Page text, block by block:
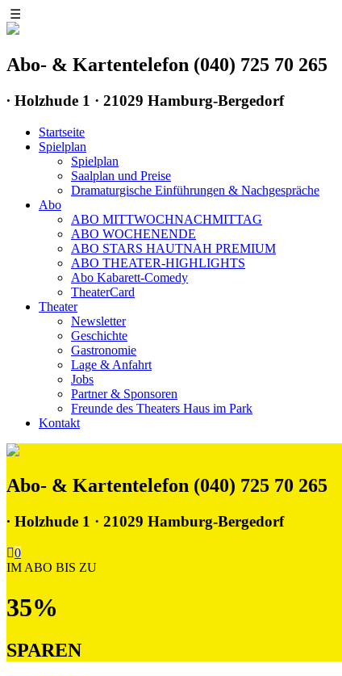
☰
Abo- & Kartentelefon (040) 725 70 265
∙ Holzhude 1 · 21029 Hamburg-Bergedorf
Startseite
Spielplan
Spielplan
Saalplan und Preise
Dramaturgische Einführungen & Nachgespräche
Abo
ABO MITTWOCHNACHMITTAG
ABO WOCHENENDE
ABO STARS HAUTNAH PREMIUM
ABO THEATER-HIGHLIGHTS
Abo Kabarett-Comedy
TheaterCard
Theater
Newsletter
Geschichte
Gastronomie
Lage & Anfahrt
Jobs
Partner & Sponsoren
Freunde des Theaters Haus im Park
Kontakt
Abo- & Kartentelefon (040) 725 70 265
∙ Holzhude 1 · 21029 Hamburg-Bergedorf
0
IM ABO BIS ZU
35%
SPAREN